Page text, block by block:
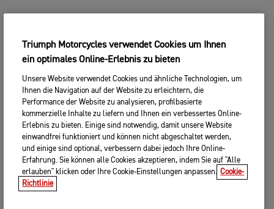
Triumph Motorcycles verwendet Cookies um Ihnen
ein optimales Online-Erlebnis zu bieten
Unsere Website verwendet Cookies und ähnliche Technologien, um
Ihnen die Navigation auf der Website zu erleichtern, die
Performance der Website zu analysieren, profilbasierte
kommerzielle Inhalte zu liefern und Ihnen ein verbessertes Online-
Erlebnis zu bieten. Einige sind notwendig, damit unsere Website
einwandfrei funktioniert und können nicht abgeschaltet werden,
und einige sind optional, verbessern dabei jedoch Ihre Online-
Erfahrung. Sie können alle Cookies akzeptieren, indem Sie auf "Alle
erlauben" klicken oder Ihre Cookie-Einstellungen anpassen. Cookie-
Richtlinie